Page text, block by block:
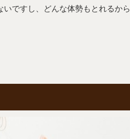
ですし、どんな体勢もとれるから